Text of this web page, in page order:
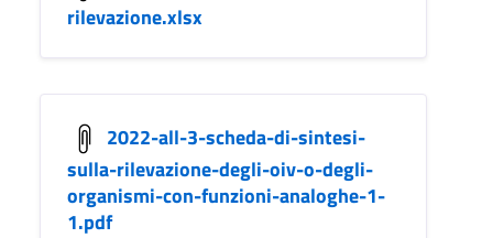
rilevazione.xlsx
2022-all-3-scheda-di-sintesi-
sulla-rilevazione-degli-oiv-o-degli-
organismi-con-funzioni-analoghe-1-
1.pdf